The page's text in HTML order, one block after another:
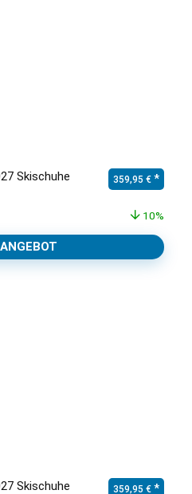
Skischuhe
Ursprünglicher
359,95 €
10%
Skischuhe Ursprünglicher
359,95 €